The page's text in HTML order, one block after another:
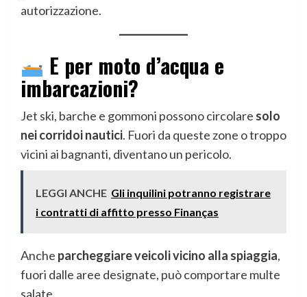
autorizzazione.
E per moto d’acqua e
imbarcazioni?
Jet ski, barche e gommoni possono circolare solo
nei corridoi nautici. Fuori da queste zone o troppo
vicini ai bagnanti, diventano un pericolo.
LEGGI ANCHE Gli inquilini potranno registrare
i contratti di affitto presso Finanças
Anche parcheggiare veicoli vicino alla spiaggia,
fuori dalle aree designate, può comportare multe
salate.